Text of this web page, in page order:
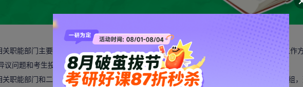
能部门主要负责人和各招生学院院长为成员的硕士研究生招生委员会，统筹招生录取工作
议问题和考生投诉问题的处理。委员会成员实行回避制度。
能部门和二级学院党总支(党委)主要负责人为成员的硕士研究生复试录取督导检查工作组